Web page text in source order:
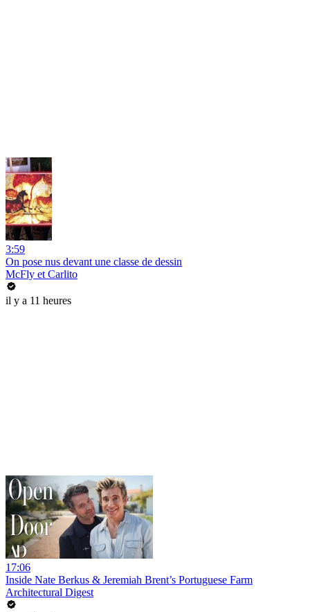
3:59
On pose nus devant une classe de dessin
McFly et Carlito
il y a 11 heures
17:06
Inside Nate Berkus & Jeremiah Brent’s Portuguese Farm
Architectural Digest